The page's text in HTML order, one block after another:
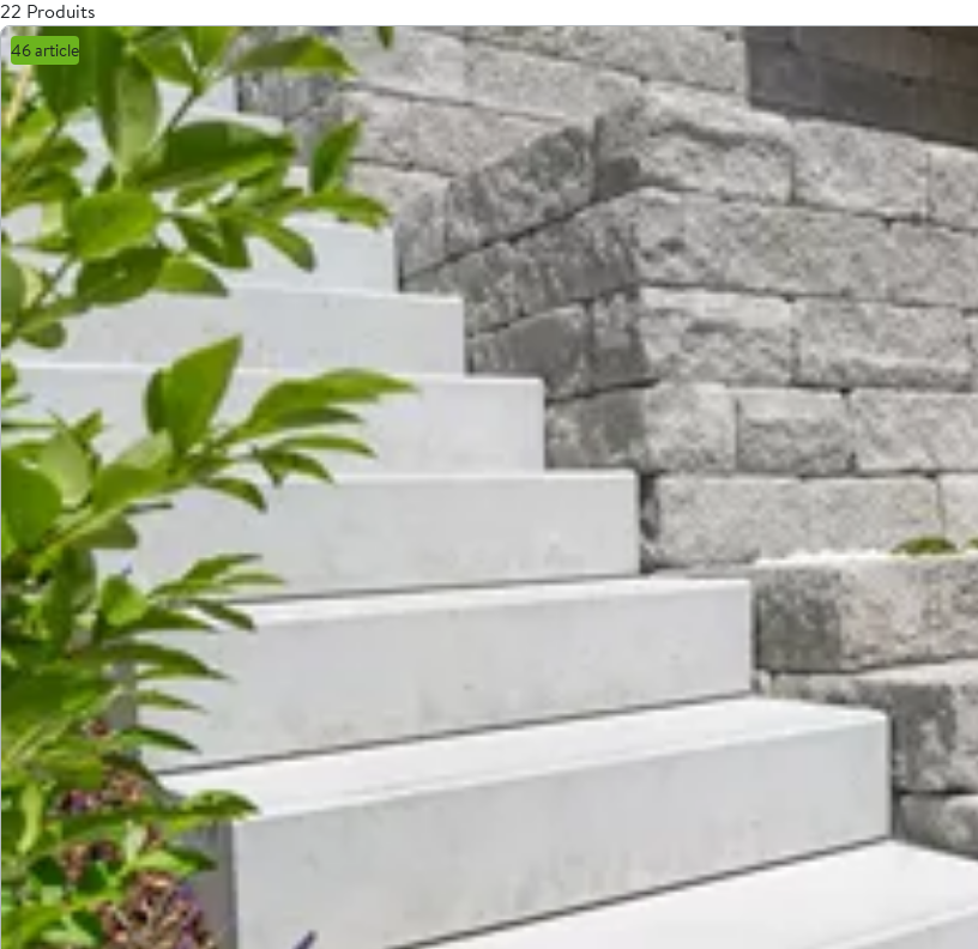
22 Produits
46 article